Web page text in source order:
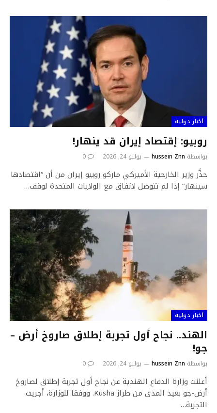
أخبار دولية
روبيو: إقتصاد إيران قد ينهار!
بواسطة hussein Znn يوليو 24, 2026 0
حذَّر وزير الخارجية الأميركي ماركو روبيو إيران من أن “اقتصادها
سينهار” إذا لم تتوصل لاتفاق مع الولايات المتحدة لوقف…
أخبار دولية
الهند.. نجاح أول تجربة إطلاق صاروخ أرض –
جو!
بواسطة hussein Znn يوليو 24, 2026 0
أعلنت وزارة الدفاع الهندية عن نجاح أول تجربة إطلاق لصاروخ
أرض-جو بعيد المدى من طراز Kusha. ووفقا للوزارة، أجريت
التجربة…